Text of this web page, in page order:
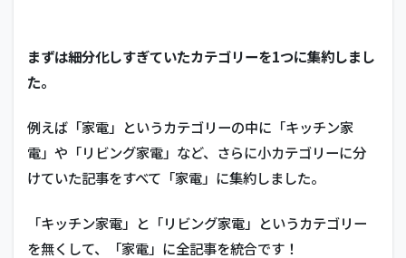
まずは細分化しすぎていたカテゴリーを1つに集約しまし
た。
例えば「家電」というカテゴリーの中に「キッチン家
電」や「リビング家電」など、さらに小カテゴリーに分
けていた記事をすべて「家電」に集約しました。
「キッチン家電」と「リビング家電」というカテゴリー
を無くして、「家電」に全記事を統合です！